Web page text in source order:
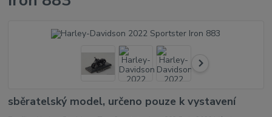
sběratelský model, určeno pouze k vystavení